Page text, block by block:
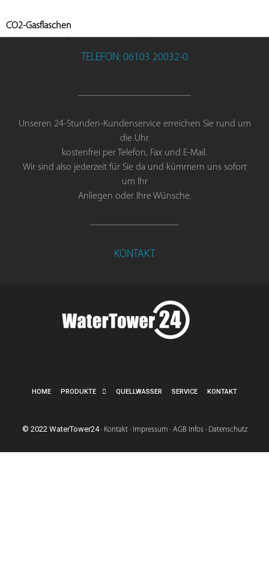
CO2-Gasflaschen
TELEFON: 06103 20032-0
Unseren 24-Stunden-Kundenservice erreichen Sie rund um
die Uhr
kostenfrei per Telefon, Fax und E-Mail.
Wir sind also jederzeit für Sie da und kümmern uns sofort
um Ihr
Anliegen oder Ihre Wünsche.
KONTAKT
HOME PRODUKTE QUELLWASSER SERVICE KONTAKT
© 2022 WaterTower24· Kontakt· Impressum · AGB Infos· Datenschutz